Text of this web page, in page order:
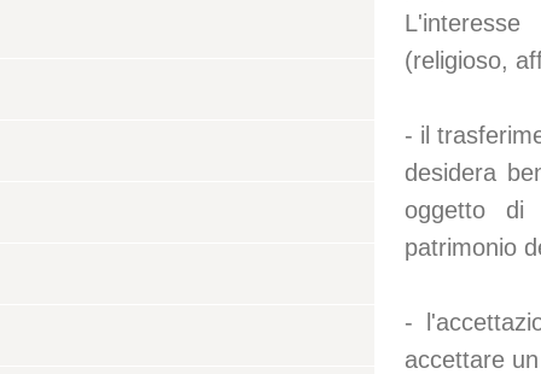
(religioso,
- il
desidera
oggetto di
patrimonio
-
accettare